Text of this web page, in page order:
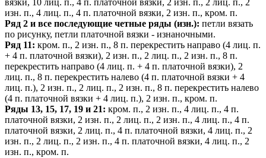
вязки, 10 лиц. п., 4 п. платочной вязки, 2 изн. п., 2 лиц. п., 2
изн. п., 4 лиц. п., 4 п. платочной вязки, 2 изн. п., кром. п.
Ряд 2 и все последующие четные ряды (изн.): петли вязать
по рисунку, петли платочной вязки - изнаночными.
Ряд 11: кром. п., 2 изн. п., 8 п. перекрестить направо (4 лиц. п.
+ 4 п. платочной вязки), 2 изн. п., 2 лиц. п., 2 изн. п., 8 п.
перекрестить направо (4 лиц. п. + 4 п. платочной вязки), 2
лиц. п., 8 п. перекрестить налево (4 п. платочной вязки + 4
лиц. п.), 2 изн. п., 2 лиц. п., 2 изн. п., 8 п. перекрестить налево
(4 п. платочной вязки + 4 лиц. п.), 2 изн. п., кром. п.
Ряды 13, 15, 17, 19 и 21: кром. п., 2 изн. п., 4 лиц. п., 4 п.
платочной вязки, 2 изн. п., 2 лиц. п., 2 изн. п., 4 лиц. п., 4 п.
платочной вязки, 2 лиц. п., 4 п. платочной вязки, 4 лиц. п., 2
изн. п., 2 лиц. п., 2 изн. п., 4 п. платочной вязки, 4 лиц. п., 2
изн. п., кром. п.